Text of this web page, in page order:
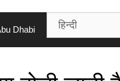
Dhabi